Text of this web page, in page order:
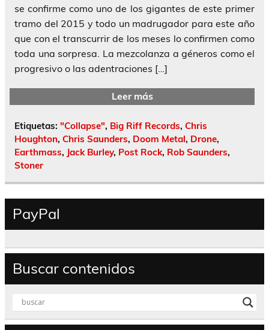
se confirme como uno de los gigantes de este primer
tramo del 2015 y todo un madrugador para este año
que con el transcurrir de los meses lo confirmen como
toda una sorpresa. La mezcolanza a géneros como el
progresivo o las adentraciones […]
Leer más
Etiquetas: "Collapse", Big Riff Records, Chris
Houghton, Chris Saunders, Doom Metal, Drone,
Earthmass, Jack Burley, Post Rock, Rob Saunders,
Stoner
PayPal
Buscar contenidos